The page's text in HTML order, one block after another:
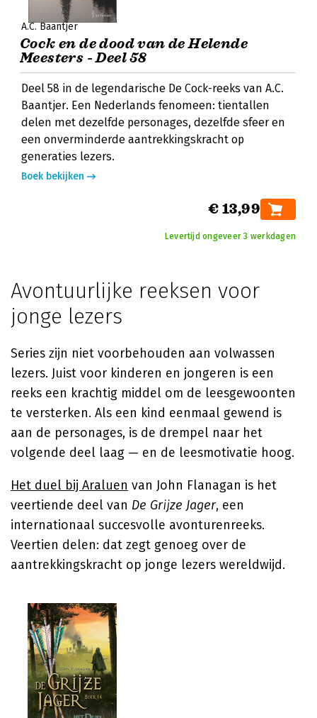
A.C. Baantjer
Cock en de dood van de Helende
Meesters - Deel 58
Deel 58 in de legendarische De Cock-reeks van A.C.
Baantjer. Een Nederlands fenomeen: tientallen
delen met dezelfde personages, dezelfde sfeer en
een onverminderde aantrekkingskracht op
generaties lezers.
Boek bekijken
€ 13,99
Levertijd ongeveer 3 werkdagen
Avontuurlijke reeksen voor
jonge lezers
Series zijn niet voorbehouden aan volwassen
lezers. Juist voor kinderen en jongeren is een
reeks een krachtig middel om de leesgewoonten
te versterken. Als een kind eenmaal gewend is
aan de personages, is de drempel naar het
volgende deel laag — en de leesmotivatie hoog.
Het duel bij Araluen van John Flanagan is het
veertiende deel van De Grijze Jager, een
internationaal succesvolle avonturenreeks.
Veertien delen: dat zegt genoeg over de
aantrekkingskracht op jonge lezers wereldwijd.